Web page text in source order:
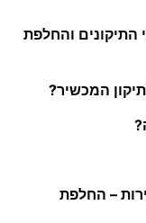
והחלפת
המכשיר?
– החלפת